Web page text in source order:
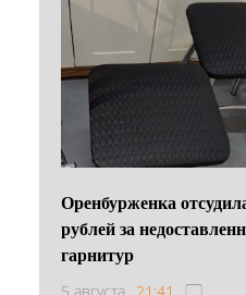
Оренбурженка
рублей за
гарнитур